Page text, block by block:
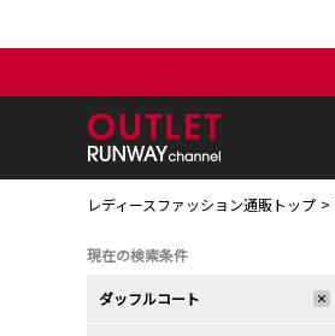
レディースファッション通販トップ
現在の検索条件
ダッフルコート